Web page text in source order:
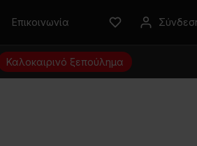
Επικοινωνία
Καλοκαιρινό ξεπούλημα